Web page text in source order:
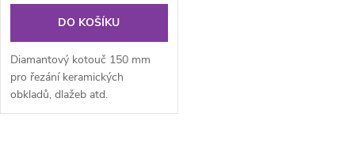
DO KOŠÍKU
Diamantový kotouč 150 mm
pro řezání keramických
obkladů, dlažeb atd.